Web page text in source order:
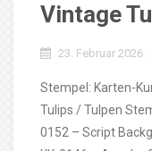
Vintage
23. Februar 2026
Stempel: Karten-
Tulips / Tulpen
0152 – Script